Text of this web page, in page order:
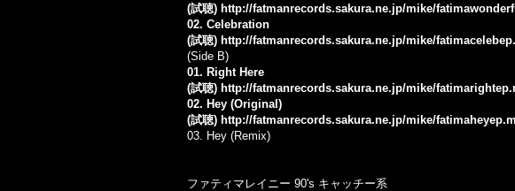
(試聴) http://fatmanrecords.sakura.ne.jp/mike/
02. Celebration
(試聴) http://fatmanrecords.sakura.ne.jp/mike/
(Side B)
01. Right Here
(試聴) http://fatmanrecords.sakura.ne.jp/mike/
02. Hey (Original)
(試聴) http://fatmanrecords.sakura.ne.jp/mike/
03. Hey (Remix)
ファティマレイニー 90's キャッチー系